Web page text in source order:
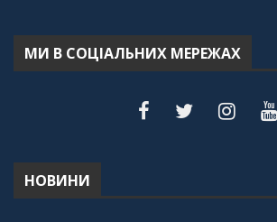
МИ В СОЦІАЛЬНИХ МЕРЕЖАХ
НОВИНИ